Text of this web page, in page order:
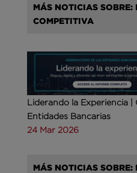
MÁS NOTICIAS SOBRE:
COMPETITIVA
Liderando la Experiencia |
Entidades Bancarias
24 Mar 2026
MÁS NOTICIAS SOBRE: